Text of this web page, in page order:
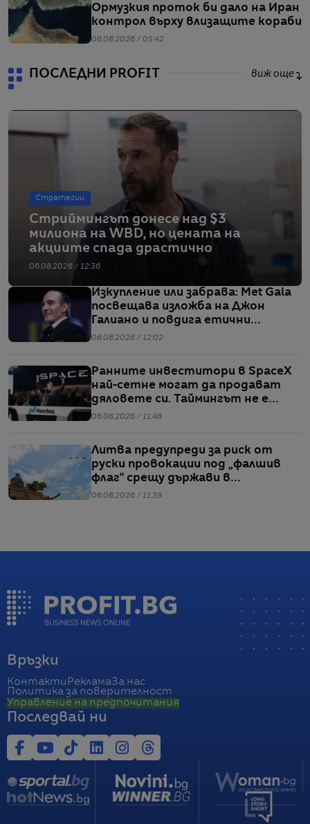
Ормузкия проток би дало на Иран
контрол върху влизащите кораби
06.08.2026 / 05:42
ПОСЛЕДНИ PROFIT виж още
Стратегии
Стриймингът донесе над $3
милиона на WBD, но цената на
акциите спада драстично
06.08.2026 / 12:36
Изкупление или забрава: Met Gala
посвещава изложба на Джон
Галиано и повдига етични
въпроси
06.08.2026 / 12:02
Ранните инвеститори в SpaceX
най-сетне могат да продават
дяловете си. Таймингът не е
идеален
06.08.2026 / 11:48
Литва предупреди за риск от
руски провокации под „фалшив
флаг“ срещу държави в
Балтийския регион
06.08.2026 / 11:39
Връзки
Контакти РекламаЗа нас
Политика за поверителност
Управление на предпочитания
Последвай ни